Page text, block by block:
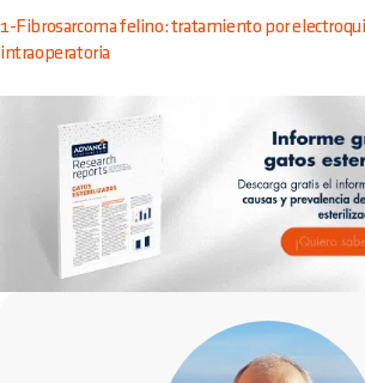
1-Fibrosarcoma felino: tratamiento por
intraoperatoria